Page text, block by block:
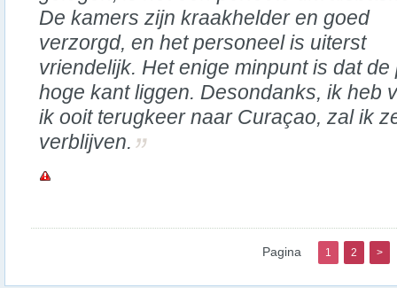
De kamers zijn kraakhelder en goed
verzorgd, en het personeel is uiterst
vriendelijk. Het enige minpunt is dat
hoge kant liggen. Desondanks, ik heb
ik ooit terugkeer naar Curaçao, zal ik
verblijven.
Pagina 1 2 >